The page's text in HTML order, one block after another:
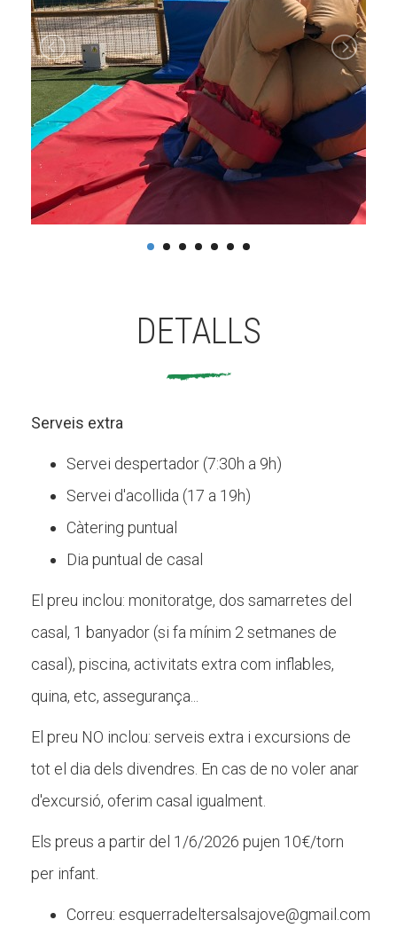
DETALLS
Serveis extra
Servei despertador (7:30h a 9h)
Servei d'acollida (17 a 19h)
Càtering puntual
Dia puntual de casal
El preu inclou: monitoratge, dos samarretes del
casal, 1 banyador (si fa mínim 2 setmanes de
casal), piscina, activitats extra com inflables,
quina, etc, assegurança...
El preu NO inclou: serveis extra i excursions de
tot el dia dels divendres. En cas de no voler anar
d'excursió, oferim casal igualment.
Els preus a partir del 1/6/2026 pujen 10€/torn
per infant.
Correu: esquerradeltersalsajove@gmail.com